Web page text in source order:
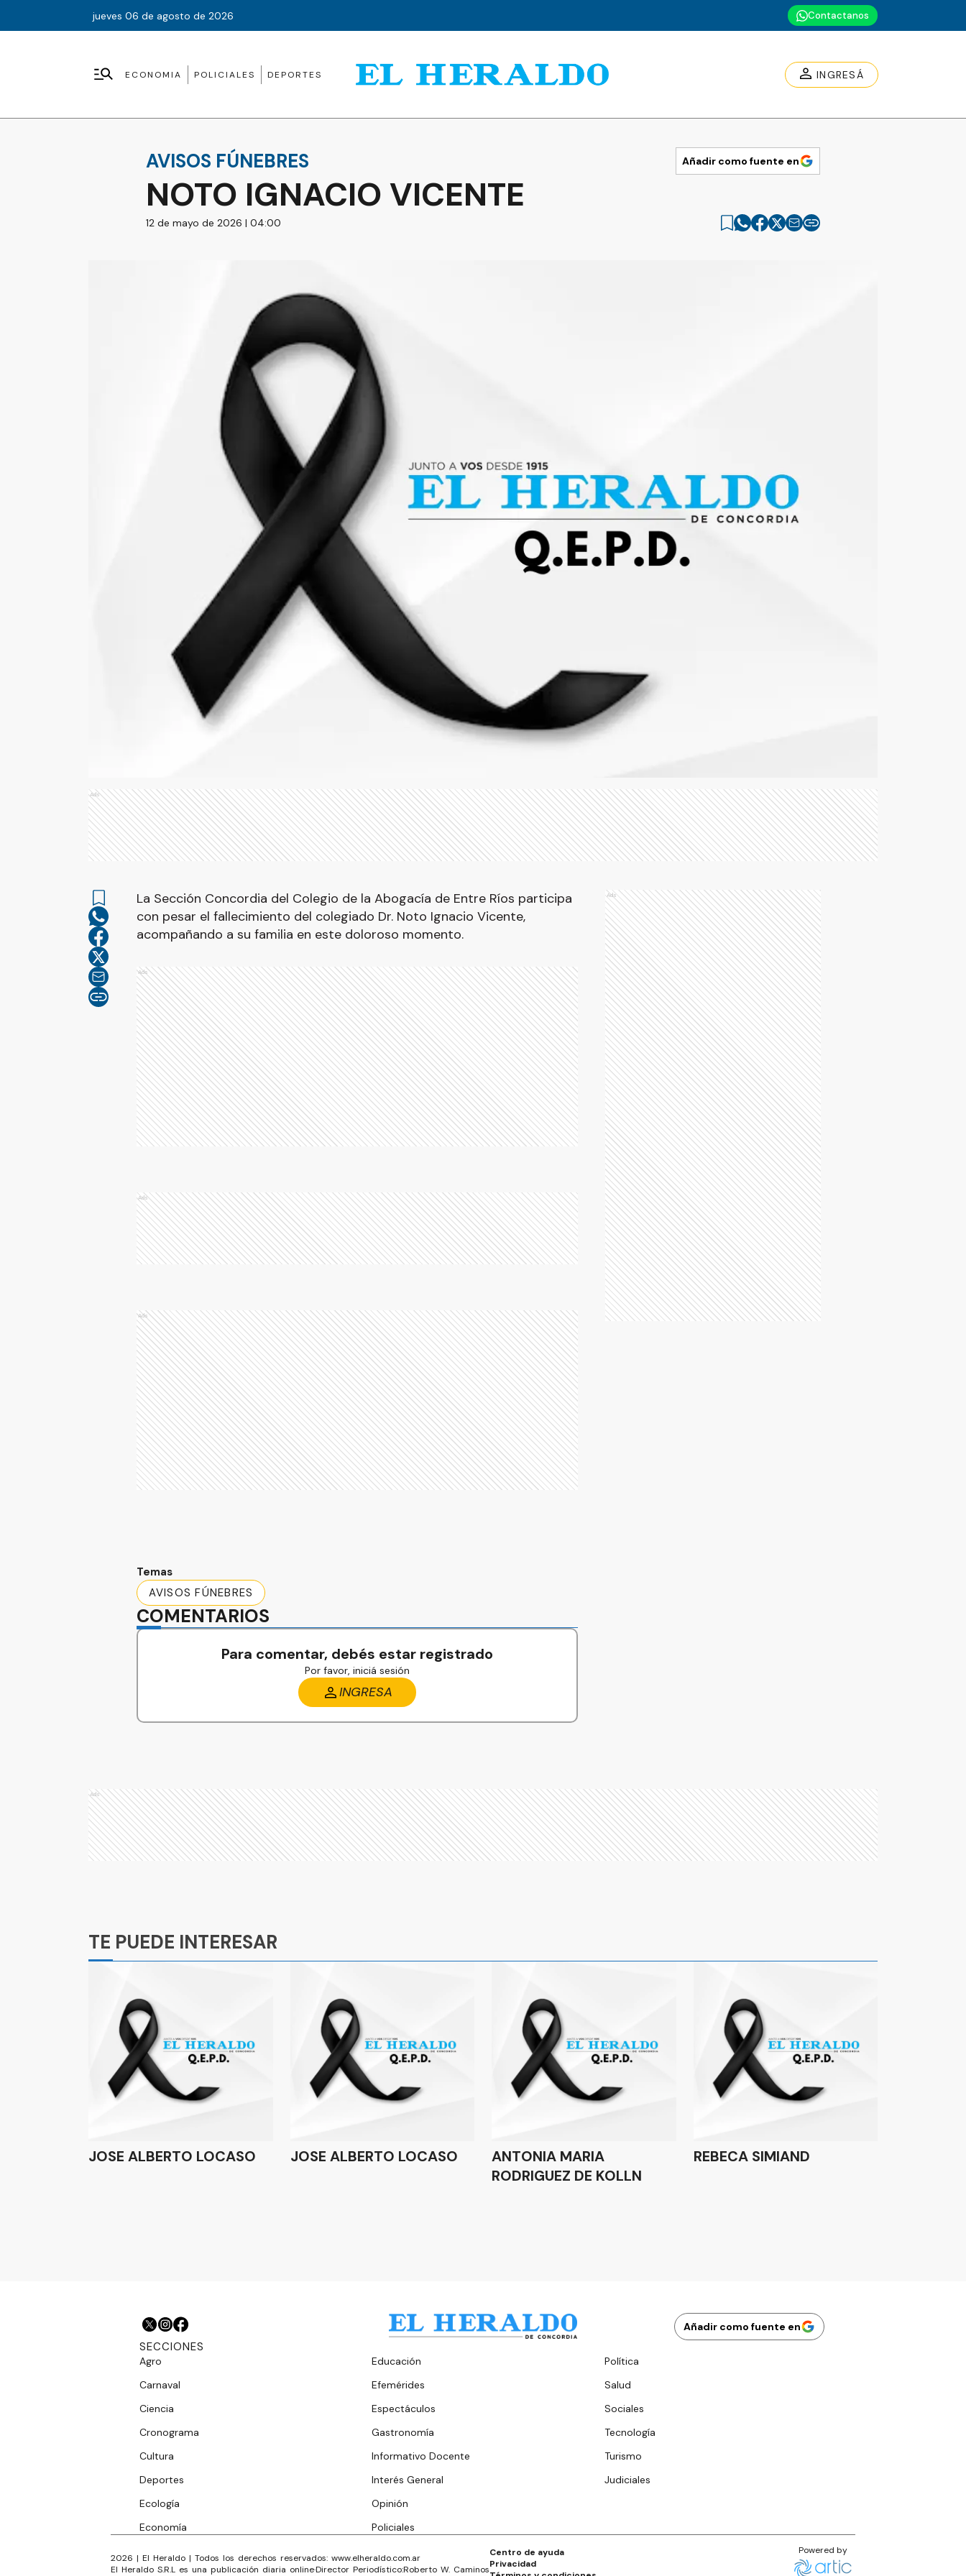
jueves 06 de agosto de 2026 Contactanos
ECONOMIA POLICIALES DEPORTES INGRESÁ
AVISOS FÚNEBRES Añadir como fuente en
NOTO IGNACIO VICENTE
12 de mayo de 2026 | 04:00
Ads
La Sección Concordia del Colegio de la Abogacía de Entre Ríos participa
con pesar el fallecimiento del colegiado Dr. Noto Ignacio Vicente,
acompañando a su familia en este doloroso momento.
Ads
Ads
Ads
Temas
AVISOS FÚNEBRES
COMENTARIOS
Para comentar, debés estar registrado
Por favor, iniciá sesión
INGRESA
Ads
Ads
TE PUEDE INTERESAR
JOSE ALBERTO LOCASO JOSE ALBERTO LOCASO
ANTONIA MARIA
RODRIGUEZ DE KOLLN
REBECA SIMIAND
Añadir como fuente en
SECCIONES
Agro
Carnaval
Ciencia
Cronograma
Cultura
Deportes
Ecología
Economía
Educación
Efemérides
Espectáculos
Gastronomía
Informativo Docente
Interés General
Opinión
Policiales
Política
Salud
Sociales
Tecnología
Turismo
Judiciales
2026 | El Heraldo | Todos los derechos reservados: www.elheraldo.com.ar
El Heraldo S.R.L es una publicación diaria online·Director Periodístico:Roberto W. CaminosPrivacidad
Centro de ayuda Powered by